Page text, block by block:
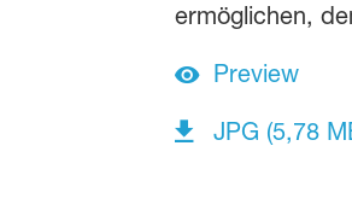
ermöglichen,
Preview
JPG (5,78